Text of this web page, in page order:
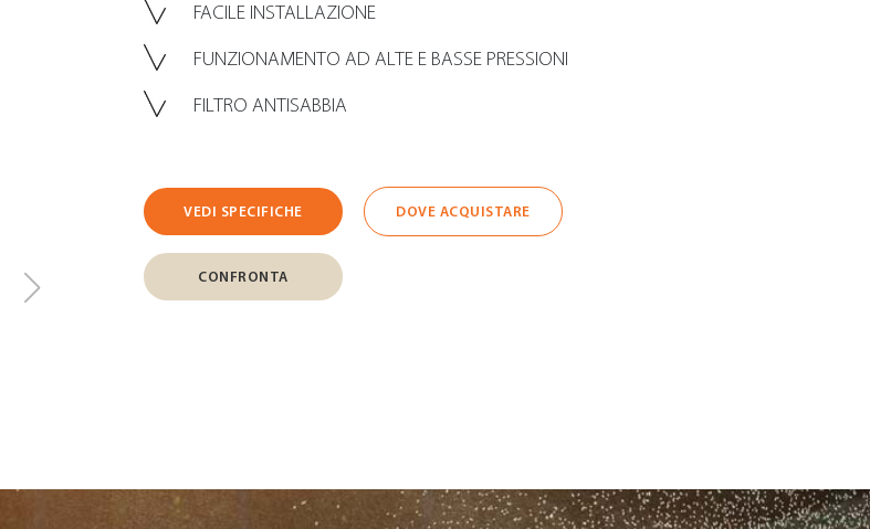
FACILE INSTALLAZIONE
FUNZIONAMENTO AD ALTE E BASSE PRESSIONI
FILTRO ANTISABBIA
VEDI SPECIFICHE DOVE ACQUISTARE
CONFRONTA